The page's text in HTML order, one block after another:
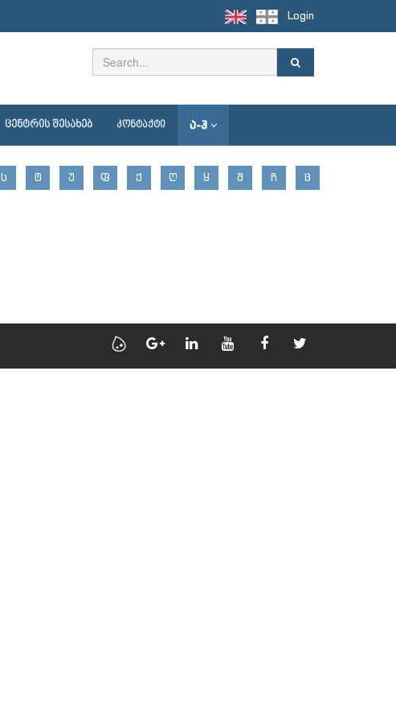
Login
ᲪᲔᲜᲢᲠᲘᲡ ᲨᲔᲡᲐᲮᲔᲑ ᲙᲝᲜᲢᲐᲥᲢᲘ Ა-Ჰ
Ს Ტ Უ Ფ Ქ Ღ Ყ Შ Ჩ Ც